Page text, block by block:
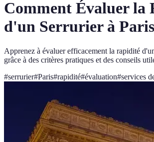
Comment Évaluer la
d'un Serrurier à Paris
Apprenez à évaluer efficacement la rapidité
grâce à des critères pratiques et des conseils
#serrurier#Paris#rapidité#évaluation#services